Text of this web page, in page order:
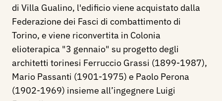
di Villa Gualino, l'edificio viene acquistato dalla
Federazione dei Fasci di combattimento di
Torino, e viene riconvertita in Colonia
elioterapica "3 gennaio" su progetto degli
architetti torinesi Ferruccio Grassi (1899-1987),
Mario Passanti (1901-1975) e Paolo Perona
(1902-1969) insieme all’ingegnere Luigi